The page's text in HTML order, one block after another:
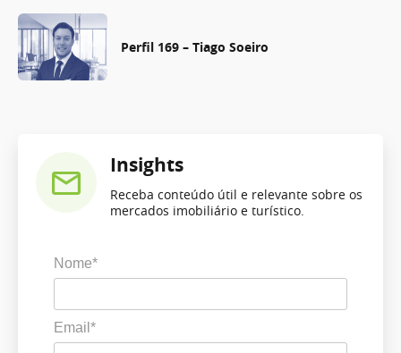
Perfil 169 – Tiago Soeiro
Insights
Receba conteúdo útil e relevante sobre os
mercados imobiliário e turístico.
Nome*
Email*